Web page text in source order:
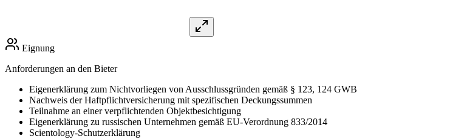
Eignung
Anforderungen an den Bieter
Eigenerklärung zum Nichtvorliegen von Ausschlussgründen gemäß § 123, 124 GWB
Nachweis der Haftpflichtversicherung mit spezifischen Deckungssummen
Teilnahme an einer verpflichtenden Objektbesichtigung
Eigenerklärung zu russischen Unternehmen gemäß EU-Verordnung 833/2014
Scientology-Schutzerklärung